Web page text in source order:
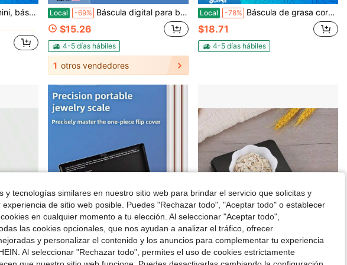
pequeña de precisión en gramos
en Negro Básculas de pesaje
en Negro Básculas de pesaje
Local -69% Báscula digital para baño con pantalla LED retroiluminada, capacidad de hasta 400 lb, precisión de medición, color blanco y negro.
$15.26
4-5 días hábiles
1 otros vendedores
Local -78% Báscula de grasa corporal inteligente multifuncional, báscula electrónica de baño, plataforma ancha de vidrio templado, precisión de 0,05 lb, pantalla LED brillante y números grandes y nítidos, pantalla LED, 400 lb/180 kg, ideal para el hogar, fitness y exteriores (pilas incluidas).
$18.71
4-5 días hábiles
y tecnologías similares en nuestro sitio web para brindar el servicio que solicitas y
de sitio web posible. Puedes "Rechazar todo", "Aceptar todo" o establecer
en cualquier momento a tu elección. Al seleccionar "Aceptar todo",
las cookies opcionales, que nos ayudan a analizar el tráfico, ofrecer
y personalizar el contenido y los anuncios para complementar tu experiencia
Al seleccionar "Rechazar todo", permites el uso de cookies estrictamente